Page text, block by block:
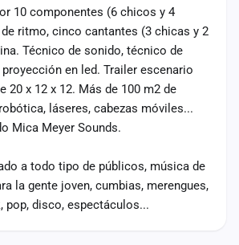
10 componentes (6 chicos y 4
ritmo, cinco cantantes (3 chicas y 2
Técnico de sonido, técnico de
en led. Trailer escenario
20 x 12 x 12. Más de 100 m2 de
láseres, cabezas móviles...
Mica Meyer Sounds.
a todo tipo de públicos, música de
la gente joven, cumbias, merengues,
pop, disco, espectáculos...